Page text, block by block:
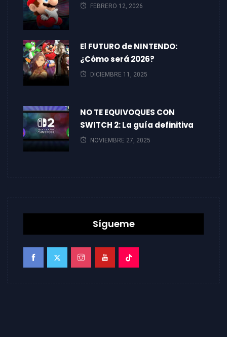
FEBRERO 12, 2026
El FUTURO de NINTENDO:
¿Cómo será 2026?
DICIEMBRE 11, 2025
NO TE EQUIVOQUES CON
SWITCH 2: La guía definitiva
NOVIEMBRE 27, 2025
Sígueme